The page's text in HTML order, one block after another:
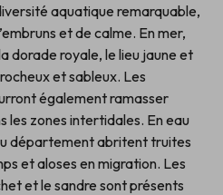
aquatique remarquable,
et de calme. En mer,
dorade royale, le lieu jaune et
et sableux. Les
également ramasser
les zones intertidales. En eau
département abritent truites
et aloses en migration. Les
et le sandre sont présents